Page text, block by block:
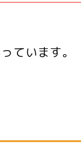
ています。